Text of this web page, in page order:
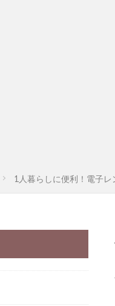
1人暮らしに便利！電子